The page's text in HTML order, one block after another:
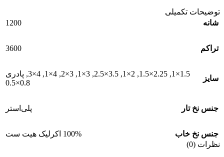
توضیحات تکمیلی
شانه
1200
تراکم 3600
سایز
1.5×1
,
2.25×1.5
,
2×1
,
3.5×2.5
,
3×1
,
3×2
,
4×1
,
4×3
, پادری
0.8×0.5
جنس نخ تار پلی‌استر
جنس نخ خاب
100% اکرلیک هیت ست
نظرات (0)